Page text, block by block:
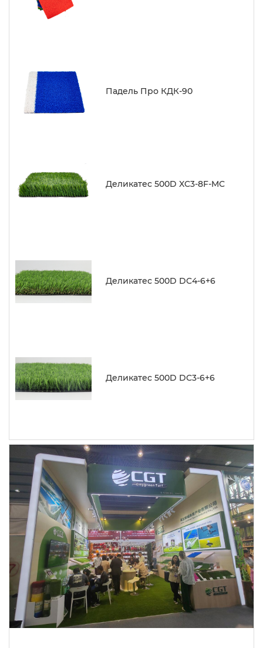
Падель Про КДК-90
Деликатес 500D XC3-8F-MC
Деликатес 500D DC4-6+6
Деликатес 500D DC3-6+6